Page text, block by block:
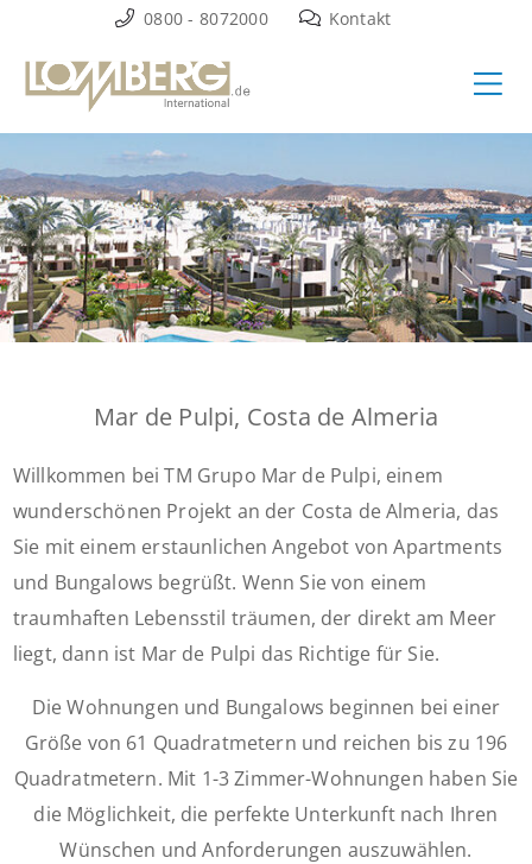
springen
0800 - 8072000 Kontakt
Mar de Pulpi, Costa de Almeria
Willkommen bei TM Grupo Mar de Pulpi, einem
wunderschönen Projekt an der Costa de Almeria, das
Sie mit einem erstaunlichen Angebot von Apartments
und Bungalows begrüßt. Wenn Sie von einem
traumhaften Lebensstil träumen, der direkt am Meer
liegt, dann ist Mar de Pulpi das Richtige für Sie.
Die Wohnungen und Bungalows beginnen bei einer
Größe von 61 Quadratmetern und reichen bis zu 196
Quadratmetern. Mit 1-3 Zimmer-Wohnungen haben Sie
die Möglichkeit, die perfekte Unterkunft nach Ihren
Wünschen und Anforderungen auszuwählen.